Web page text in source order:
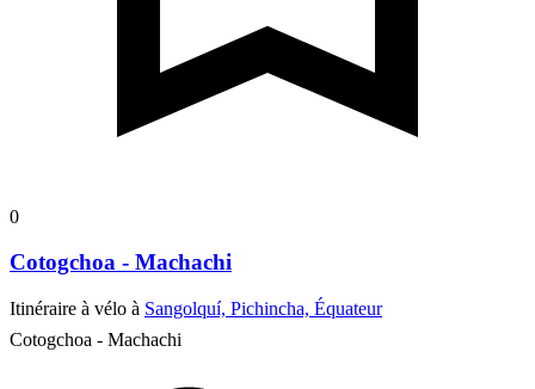
0
Cotogchoa - Machachi
Itinéraire à vélo à Sangolquí, Pichincha, Équateur
Cotogchoa - Machachi